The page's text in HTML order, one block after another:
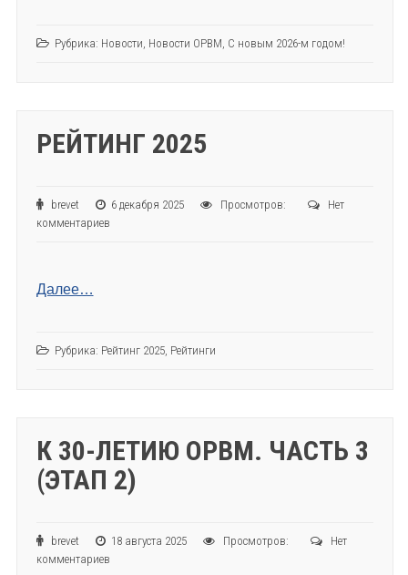
Рубрика: Новости Новости ОРВМ С новым 2026-м годом!
РЕЙТИНГ 2025
brevet 6 декабря 2025 Просмотров:
Нет
комментариев
Далее…
Рубрика: Рейтинг 2025, Рейтинги
К 30-ЛЕТИЮ ОРВМ. ЧАСТЬ 3
(ЭТАП 2)
brevet 18 августа 2025 Просмотров:
Нет
комментариев